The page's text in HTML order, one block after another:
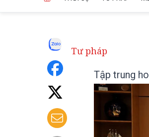
Tư pháp
Tập trung